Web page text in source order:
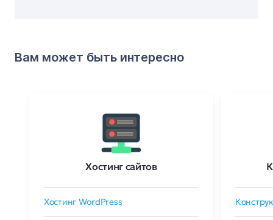
Вам может быть интересно
Хостинг сайтов
Хостинг WordPress